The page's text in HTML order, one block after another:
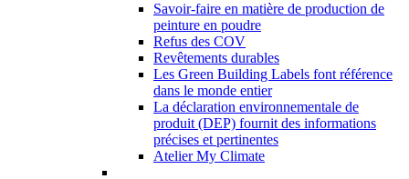
Savoir-faire en matière de production de
peinture en poudre
Refus des COV
Revêtements durables
Les Green Building Labels font référence
dans le monde entier
La déclaration environnementale de
produit (DEP) fournit des informations
précises et pertinentes
Atelier My Climate